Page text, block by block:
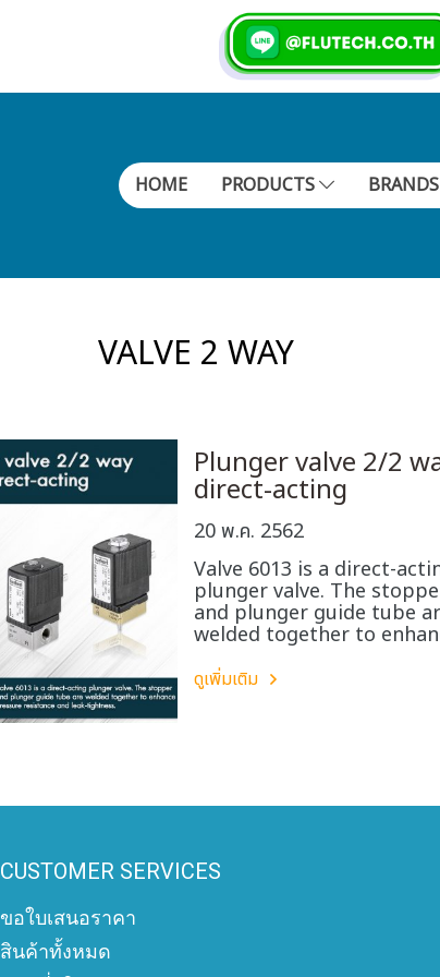
HOME PRODUCTS BRANDS
VALVE 2 WAY
Plunger valve 2/2
direct-acting
20 พ.ค. 2562
Valve 6013 is a direct-
plunger valve. The
and plunger guide tube
welded together to
tightness.
ดูเพิ่มเติม
CUSTOMER SERVICES
ขอใบเสนอราคา
สินค้าทั้งหมด